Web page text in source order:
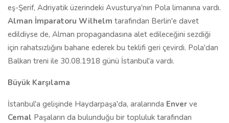
eş-Şerif, Adriyatik üzerindeki Avusturya'nın Pola limanına vardı.
Alman İmparatoru Wilhelm tarafından Berlin'e davet
edildiyse de, Alman propagandasına alet edileceğini sezdiği
için rahatsızlığını bahane ederek bu teklifi geri çevirdi. Pola'dan
Balkan treni ile 30.08.1918 günü İstanbul'a vardı.
Büyük Karşılama
İstanbul'a gelişinde Haydarpaşa'da, aralarında Enver ve
Cemal Paşaların da bulunduğu bir topluluk tarafından